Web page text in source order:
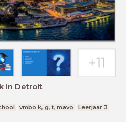
in Detroit
vmbo k, g, t, mavo Leerjaar 3